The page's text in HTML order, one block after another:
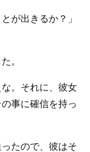
が出きるか？」
。
な。それに、彼女
事に確信を持っ
たので、彼はそ